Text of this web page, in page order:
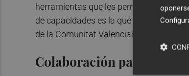
herramientas que les permitan
de capacidades es la que aporta esta
de la Comunitat Valenciana".
Colaboración para